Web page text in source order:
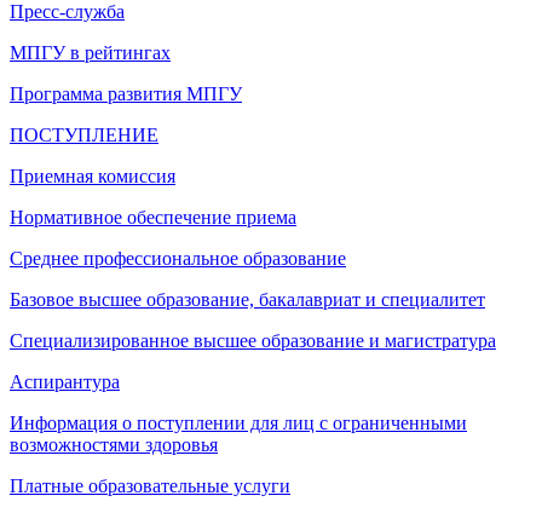
Пресс-служба
МПГУ в рейтингах
Программа развития МПГУ
ПОСТУПЛЕНИЕ
Приемная комиссия
Нормативное обеспечение приема
Среднее профессиональное образование
Базовое высшее образование, бакалавриат и специалитет
Специализированное высшее образование и магистратура
Аспирантура
Информация о поступлении для лиц с ограниченными
возможностями здоровья
Платные образовательные услуги